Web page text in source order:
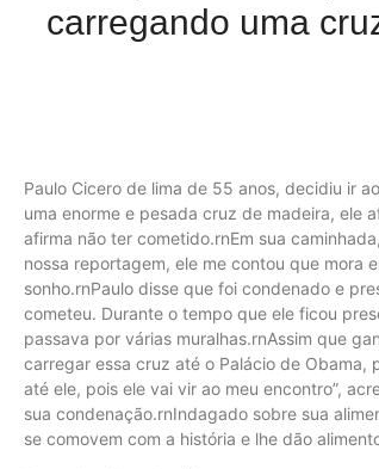
carregando uma
Paulo Cicero de lima de 55 anos, decidiu ir
uma enorme e pesada cruz de madeira, ele
afirma não ter cometido.rnEm sua
nossa reportagem, ele me contou que mora
sonho.rnPaulo disse que foi condenado e
cometeu. Durante o tempo que ele ficou
passava por várias muralhas.rnAssim que
carregar essa cruz até o Palácio de Obama,
até ele, pois ele vai vir ao meu encontro”,
sua condenação.rnIndagado sobre sua
se comovem com a história e lhe dão